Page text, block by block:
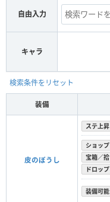
自由入力
キャラ
検索条件をリセット
装備
皮のぼうし
ステ上昇
ショップ
宝箱／拾
ドロップ
装備可能